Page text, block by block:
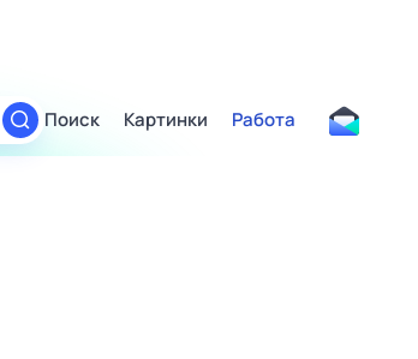
Поиск Картинки Работа